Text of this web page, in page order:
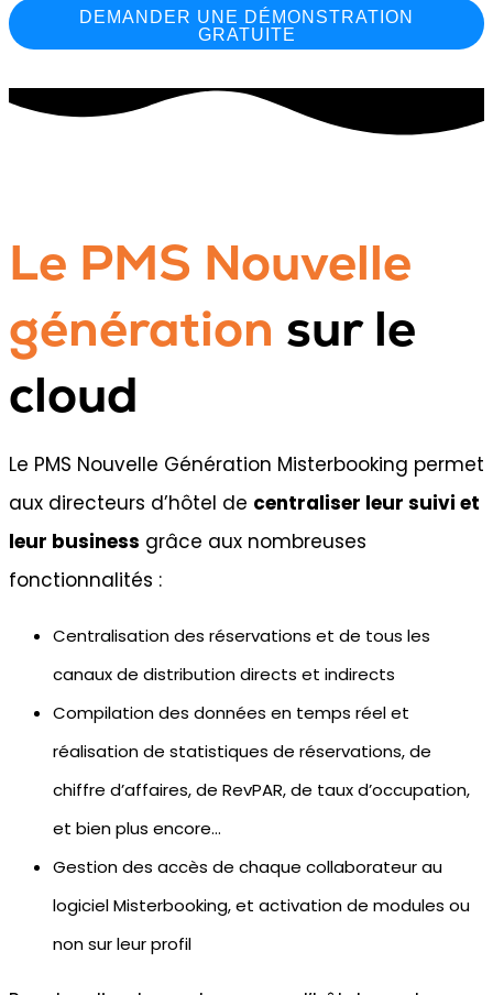
DEMANDER UNE DÉMONSTRATION
GRATUITE
Le PMS Nouvelle
génération sur le
cloud
Le PMS Nouvelle Génération Misterbooking permet
aux directeurs d’hôtel de centraliser leur suivi et
leur business grâce aux nombreuses
fonctionnalités :
Centralisation des réservations et de tous les
canaux de distribution directs et indirects
Compilation des données en temps réel et
réalisation de statistiques de réservations, de
chiffre d’affaires, de RevPAR, de taux d’occupation,
et bien plus encore…
Gestion des accès de chaque collaborateur au
logiciel Misterbooking, et activation de modules ou
non sur leur profil